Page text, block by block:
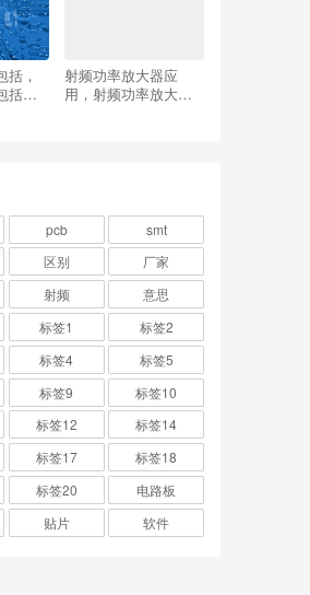
括，
括哪
射频功率放大器应
用，射频功率放大器
pcb
smt
区别
厂家
射频
意思
标签1
标签2
标签4
标签5
标签9
标签10
标签12
标签14
标签17
标签18
标签20
电路板
贴片 软件